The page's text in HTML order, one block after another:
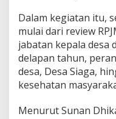
Dalam kegiatan itu,
mulai dari review
jabatan kepala desa
delapan tahun,
desa, Desa Siaga,
kesehatan
Menurut Sunan